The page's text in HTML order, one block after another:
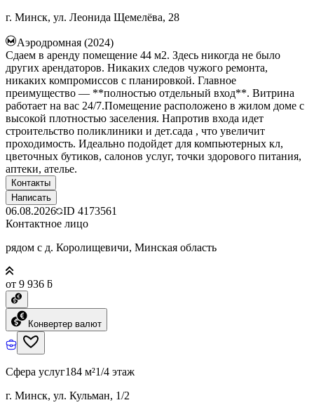
г. Минск, ул. Леонида Щемелёва, 28
Аэродромная (2024)
Сдаем в аренду помещение 44 м2. Здесь никогда не было
других арендаторов. Никаких следов чужого ремонта,
никаких компромиссов с планировкой. Главное
преимущество — **полностью отдельный вход**. Витрина
работает на вас 24/7.Помещение расположено в жилом доме с
высокой плотностью заселения. Напротив входа идет
строительство поликлиники и дет.сада , что увеличит
проходимость. Идеально подойдет для компьютерных кл,
цветочных бутиков, салонов услуг, точки здорового питания,
аптеки, ателье.
Контакты
Написать
06.08.2026 ID 4173561
Контактное лицо
рядом с д. Королищевичи, Минская область
от 9 936 ƃ
Конвертер валют
Сфера услуг184 м²1/4 этаж
г. Минск, ул. Кульман, 1/2